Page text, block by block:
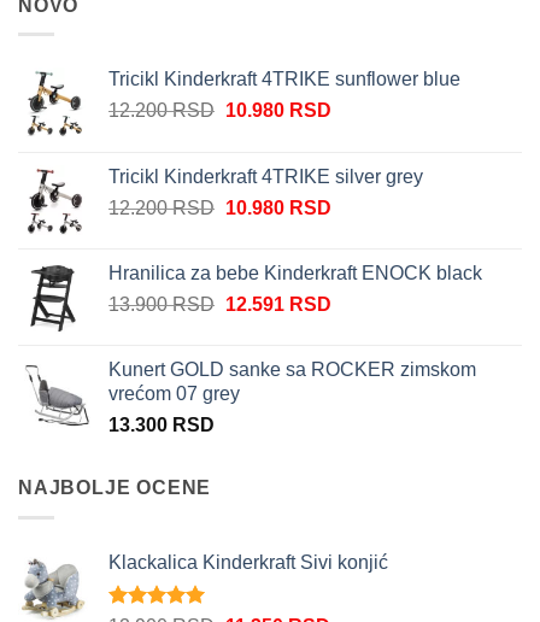
NOVO
Tricikl Kinderkraft 4TRIKE sunflower blue
12.200RSD Originalna
bila:
12.200 RSD.
10.980 RSDTrenutna
10.980 RSD.
Tricikl Kinderkraft 4TRIKE silver grey
12.200RSD Originalna
bila:
12.200 RSD.
10.980 RSDTrenutna
10.980 RSD.
Hranilica za bebe Kinderkraft ENOCK black
13.900RSD Originalna
bila:
13.900 RSD.
12.591 RSDTrenutna
12.591 RSD.
Kunert GOLD sanke sa ROCKER zimskom
vrećom 07 grey
13.300 RSD
NAJBOLJE OCENE
Klackalica Kinderkraft Sivi konjić